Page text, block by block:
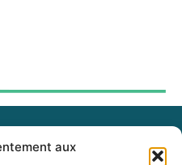
aux
bureau 100